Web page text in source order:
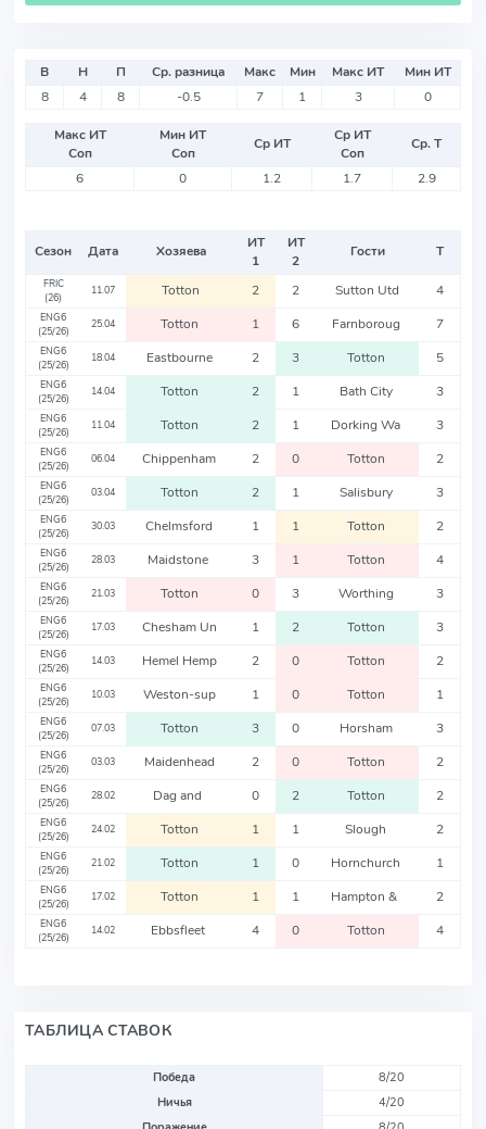
В Н П Ср. разница Макс Мин Макс ИТ
Мин ИТ
8
4 8 -0.5 7 1 3 0
Макс ИТ
Соп
Мин ИТ
Соп
Ср ИТ
Ср ИТ
Соп
Ср. Т
6
0 1.2 1.7 2.9
Сезон Дата Хозяева
ИТ
1
ИТ
2
Гости Т
FRIC
(26)
11.07 Totton 2 2 Sutton Utd 4
ENG6
(25/26)
25.04 Totton 1 6 Farnboroug 7
ENG6
(25/26)
18.04 Eastbourne 2 3 Totton 5
ENG6
(25/26)
14.04 Totton 2 1 Bath City 3
ENG6
(25/26)
11.04 Totton 2 1 Dorking Wa 3
ENG6
(25/26)
06.04 Chippenham 2 0 Totton 2
ENG6
(25/26)
03.04 Totton 2 1 Salisbury 3
ENG6
(25/26)
30.03 Chelmsford 1 1 Totton 2
ENG6
(25/26)
28.03 Maidstone 3 1 Totton 4
ENG6
(25/26)
21.03 Totton 0 3 Worthing 3
ENG6
(25/26)
17.03 Chesham Un 1 2 Totton 3
ENG6
(25/26)
14.03 Hemel Hemp 2 0 Totton 2
ENG6
(25/26)
10.03 Weston-sup 1 0 Totton 1
ENG6
(25/26)
07.03 Totton 3 0 Horsham 3
ENG6
(25/26)
03.03 Maidenhead 2 0 Totton 2
ENG6
(25/26)
28.02 Dag and 0 2 Totton 2
ENG6
(25/26)
24.02 Totton 1 1 Slough 2
ENG6
(25/26)
21.02 Totton 1 0 Hornchurch 1
ENG6
(25/26)
17.02 Totton 1 1 Hampton & 2
ENG6
(25/26)
14.02 Ebbsfleet 4 0 Totton 4
ТАБЛИЦА СТАВОК
Победа
8/20
Ничья
4/20